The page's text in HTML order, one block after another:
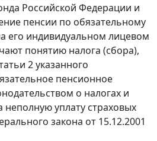
Российской Федерации и
пенсии по обязательному
его индивидуальном лицевом
понятию налога (сбора),
2указанного
пенсионное
о налогах и
неполную уплату страховых
закона от 15.12.2001